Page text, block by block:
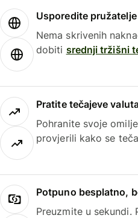
Usporedite
Nema skrivenih
dobiti srednji tržišni
Pratite tečajeve
Pohranite svoje
provjerili kako se
Potpuno besplatno,
Preuzmite u sekundi.